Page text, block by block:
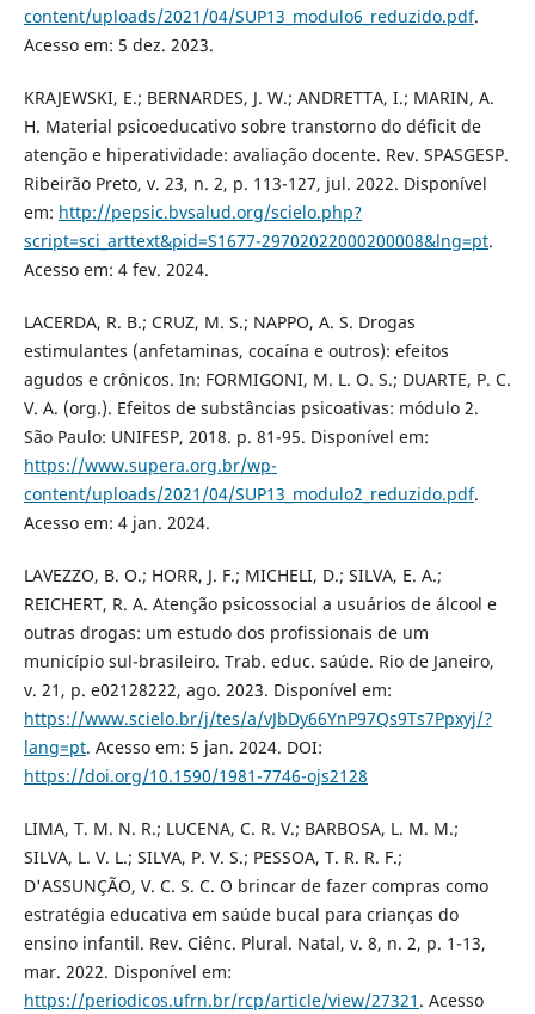
content/uploads/2021/04/SUP13_modulo6_reduzido.pdf.
Acesso em: 5 dez. 2023.
KRAJEWSKI, E.; BERNARDES, J. W.; ANDRETTA, I.; MARIN, A.
H. Material psicoeducativo sobre transtorno do déficit de
atenção e hiperatividade: avaliação docente. Rev. SPASGESP.
Ribeirão Preto, v. 23, n. 2, p. 113-127, jul. 2022. Disponível
em: http://pepsic.bvsalud.org/scielo.php?
script=sci_arttext&pid=S1677-29702022000200008&lng=pt.
Acesso em: 4 fev. 2024.
LACERDA, R. B.; CRUZ, M. S.; NAPPO, A. S. Drogas
estimulantes (anfetaminas, cocaína e outros): efeitos
agudos e crônicos. In: FORMIGONI, M. L. O. S.; DUARTE, P. C.
V. A. (org.). Efeitos de substâncias psicoativas: módulo 2.
São Paulo: UNIFESP, 2018. p. 81-95. Disponível em:
https://www.supera.org.br/wp-
content/uploads/2021/04/SUP13_modulo2_reduzido.pdf.
Acesso em: 4 jan. 2024.
LAVEZZO, B. O.; HORR, J. F.; MICHELI, D.; SILVA, E. A.;
REICHERT, R. A. Atenção psicossocial a usuários de álcool e
outras drogas: um estudo dos profissionais de um
município sul-brasileiro. Trab. educ. saúde. Rio de Janeiro,
v. 21, p. e02128222, ago. 2023. Disponível em:
https://www.scielo.br/j/tes/a/vJbDy66YnP97Qs9Ts7Ppxyj/?
lang=pt. Acesso em: 5 jan. 2024. DOI:
https://doi.org/10.1590/1981-7746-ojs2128
LIMA, T. M. N. R.; LUCENA, C. R. V.; BARBOSA, L. M. M.;
SILVA, L. V. L.; SILVA, P. V. S.; PESSOA, T. R. R. F.;
D'ASSUNÇÃO, V. C. S. C. O brincar de fazer compras como
estratégia educativa em saúde bucal para crianças do
ensino infantil. Rev. Ciênc. Plural. Natal, v. 8, n. 2, p. 1-13,
mar. 2022. Disponível em:
https://periodicos.ufrn.br/rcp/article/view/27321 . Acesso